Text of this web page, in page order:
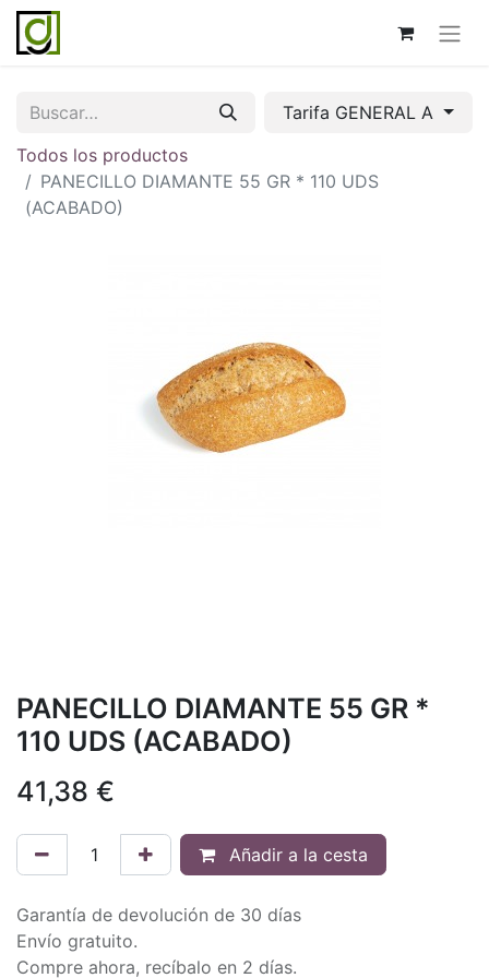
Tarifa GENERAL A
Todos los productos
PANECILLO DIAMANTE 55 GR * 110 UDS
(ACABADO)
PANECILLO DIAMANTE 55 GR *
110 UDS (ACABADO)
41,38 €
Añadir a la cesta
Garantía de devolución de 30 días
Envío gratuito.
Compre ahora, recíbalo en 2 días.